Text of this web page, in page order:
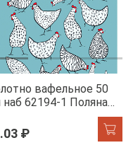
вафельное 50
62194-1 Поляна
₽